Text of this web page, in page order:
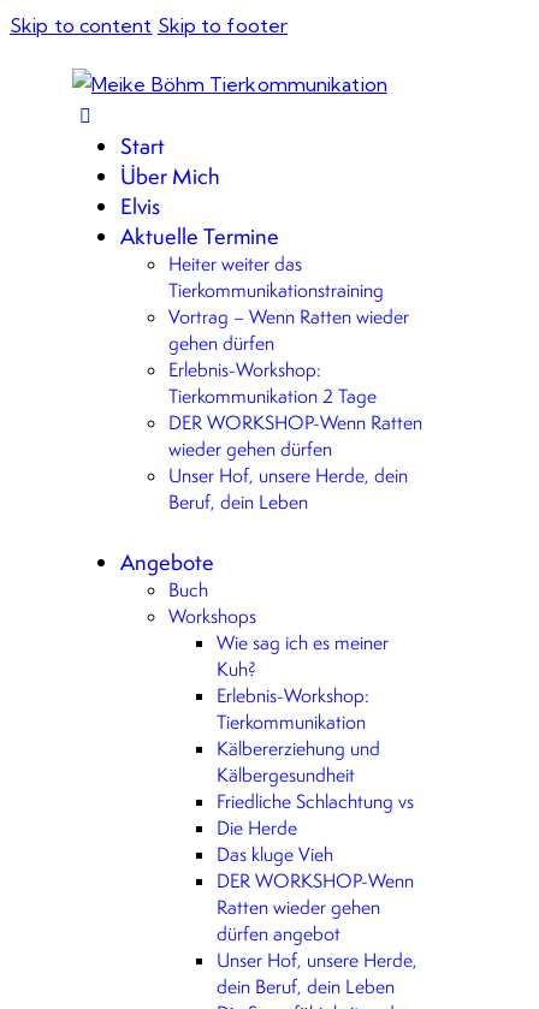
Skip to content Skip to footer
Start
Über Mich
Elvis
Aktuelle Termine
Heiter weiter das
Tierkommunikationstraining
Vortrag – Wenn Ratten wieder
gehen dürfen
Erlebnis-Workshop:
Tierkommunikation 2 Tage
DER WORKSHOP-Wenn Ratten
wieder gehen dürfen
Unser Hof, unsere Herde, dein
Beruf, dein Leben
Angebote
Buch
Workshops
Wie sag ich es meiner
Kuh?
Erlebnis-Workshop:
Tierkommunikation
Kälbererziehung und
Kälbergesundheit
Friedliche Schlachtung vs
Die Herde
Das kluge Vieh
DER WORKSHOP-Wenn
Ratten wieder gehen
dürfen angebot
Unser Hof, unsere Herde,
dein Beruf, dein Leben